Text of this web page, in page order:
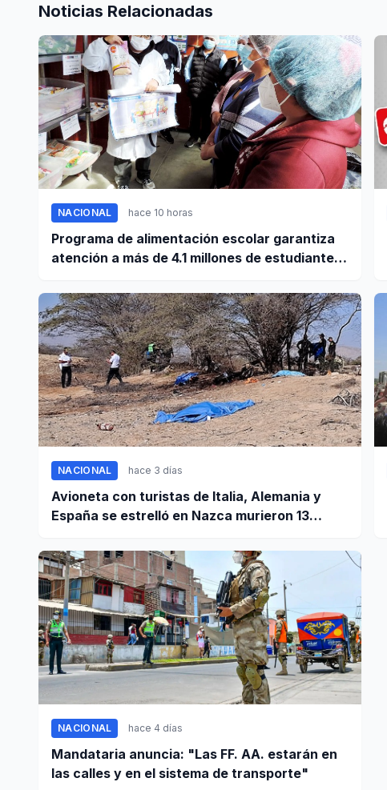
Noticias Relacionadas
NACIONAL hace 10 horas
Programa de alimentación escolar garantiza
atención a más de 4.1 millones de estudiantes
NACIONAL hace 3 días
Avioneta con turistas de Italia, Alemania y
España se estrelló en Nazca murieron 13
NACIONAL hace 4 días
Mandataria anuncia: "Las FF. AA. estarán en
las calles y en el sistema de transporte"